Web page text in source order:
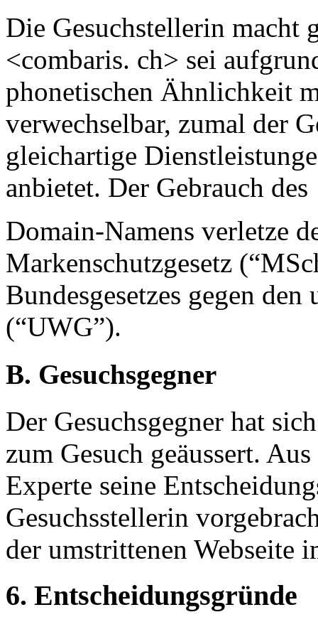
Die Gesuchstellerin macht
<combaris. ch> sei
phonetischen Ähnlichkeit
verwechselbar, zumal der
gleichartige
anbietet. Der Gebrauch des
Domain-Namens verletze
Markenschutzgesetz
Bundesgesetzes gegen
(“UWG”).
B. Gesuchsgegner
Der Gesuchsgegner hat
zum Gesuch geäussert.
Experte seine
Gesuchsstellerin
der umstrittenen Webseite
6. Entscheidungsgründe